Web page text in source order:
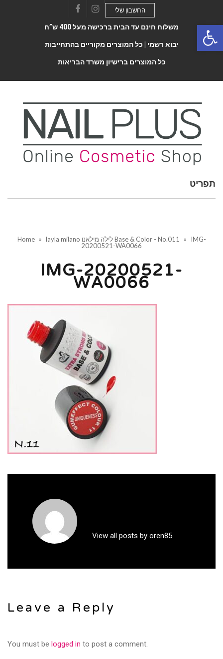
FacebookInstagram
החשבון שלי
משלוח חינם עד הבית ברכישה מעל 400 ש”ח
יבוא רשמי | כל המוצרים מקוריים בהתחייבות
כל המוצרים ברישיון משרד הבריאות
Toggle
תפריט
Home » layla milano לילה מילאנו Base & Color - No.011 »
IMG-
20200521-WA0066
IMG-20200521-
WA0066
View all posts by oren85
Leave a Reply
You must be logged in to post a comment.